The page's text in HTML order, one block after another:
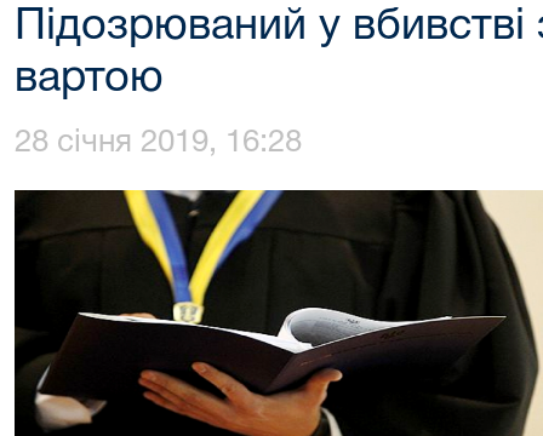
Підозрюваний у
вартою
28 січня 2019, 16:28